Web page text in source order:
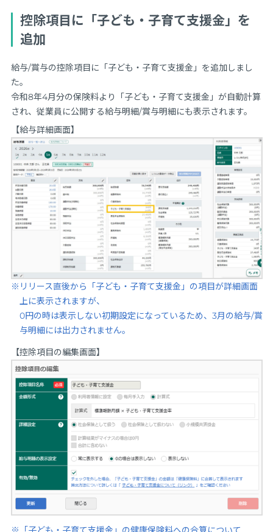
控除項目に「子ども・子育て支援金」を
追加
給与/賞与の控除項目に「子ども・子育て支援金」を追加しまし
た。
令和8年4月分の保険料より「子ども・子育て支援金」が自動計算
され、従業員に公開する給与明細/賞与明細にも表示されます。
【給与詳細画面】
※ リリース直後から「子ども・子育て支援金」の項目が詳細画面
上に表示されますが、
0円の時は表示しない初期設定になっているため、3月の給与/賞
与明細には出力されません。
【控除項目の編集画面】